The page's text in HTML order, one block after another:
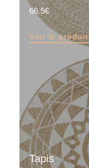
66.5
Voir le produit
Tapis